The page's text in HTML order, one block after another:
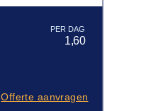
1,60
Offerte aanvragen